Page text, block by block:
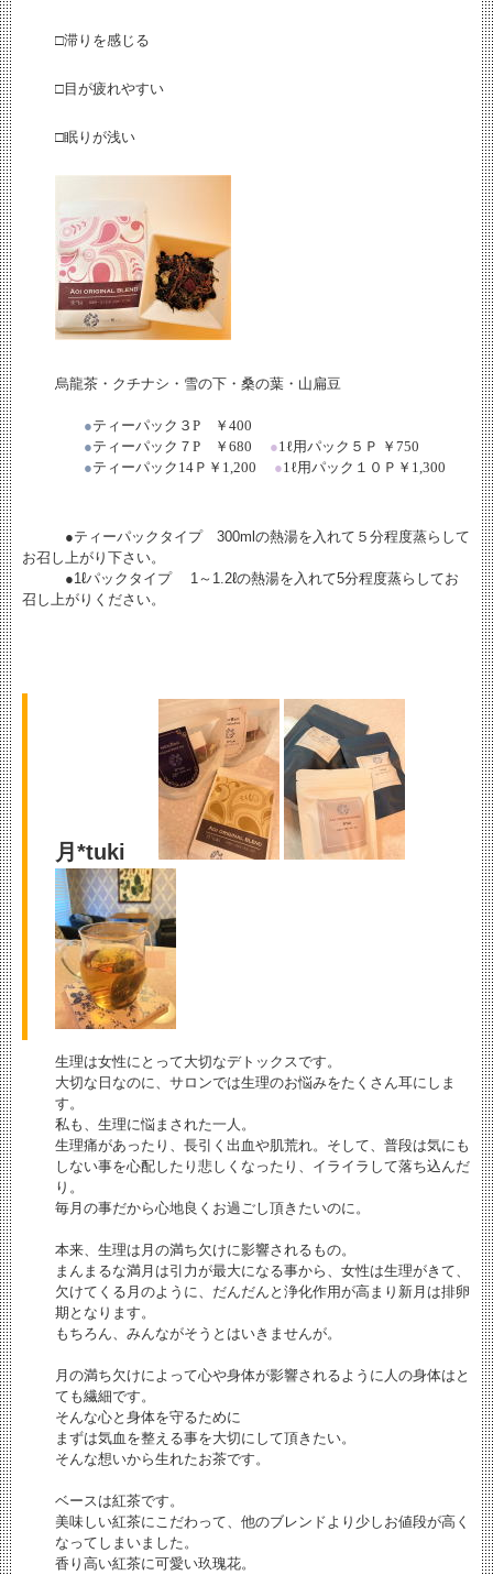
□滞りを感じる
□目が疲れやすい
□眠りが浅い
烏龍茶・クチナシ・雪の下・桑の葉・山扁豆
●ティーパック３ P ￥ 400
●ティーパック７ P ￥ 680 ●1ℓ用パック５Ｐ ￥ 750
●ティーパック 14 Ｐ￥ 1,200 ●1ℓ用パック１０Ｐ￥ 1,300
●ティーパックタイプ 300mlの熱湯を入れて５分程度蒸らして
お召し上がり下さい。
●1ℓパックタイプ 1～1.2ℓの熱湯を入れて5分程度蒸らしてお
召し上がりください。
月*tuki
生理は女性にとって大切なデトックスです。
大切な日なのに、サロンでは生理のお悩みをたくさん耳にしま
す。
私も、生理に悩まされた一人。
生理痛があったり、長引く出血や肌荒れ。そして、普段は気にも
しない事を心配したり悲しくなったり、イライラして落ち込んだ
り。
毎月の事だから心地良くお過ごし頂きたいのに。
本来、生理は月の満ち欠けに影響されるもの。
まんまるな満月は引力が最大になる事から、女性は生理がきて、
欠けてくる月のように、だんだんと浄化作用が高まり新月は排卵
期となります。
もちろん、みんながそうとはいきませんが。
月の満ち欠けによって心や身体が影響されるように人の身体はと
ても繊細です。
そんな心と身体を守るために
まずは気血を整える事を大切にして頂きたい。
そんな想いから生れたお茶です。
ベースは紅茶です。
美味しい紅茶にこだわって、他のブレンドより少しお値段が高く
なってしまいました。
香り高い紅茶に可愛い玖瑰花。